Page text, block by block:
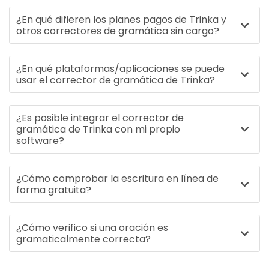
¿En qué difieren los planes pagos de Trinka y
otros correctores de gramática sin cargo?
¿En qué plataformas/aplicaciones se puede
usar el corrector de gramática de Trinka?
¿Es posible integrar el corrector de
gramática de Trinka con mi propio
software?
¿Cómo comprobar la escritura en línea de
forma gratuita?
¿Cómo verifico si una oración es
gramaticalmente correcta?